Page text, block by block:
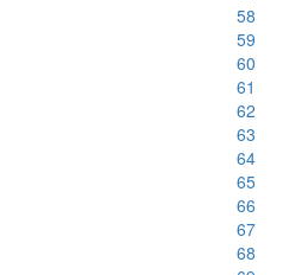
58
59
60
61
62
63
64
65
66
67
68